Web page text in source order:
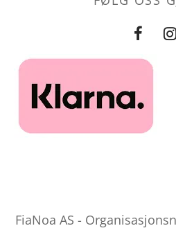
FiaNoa AS -